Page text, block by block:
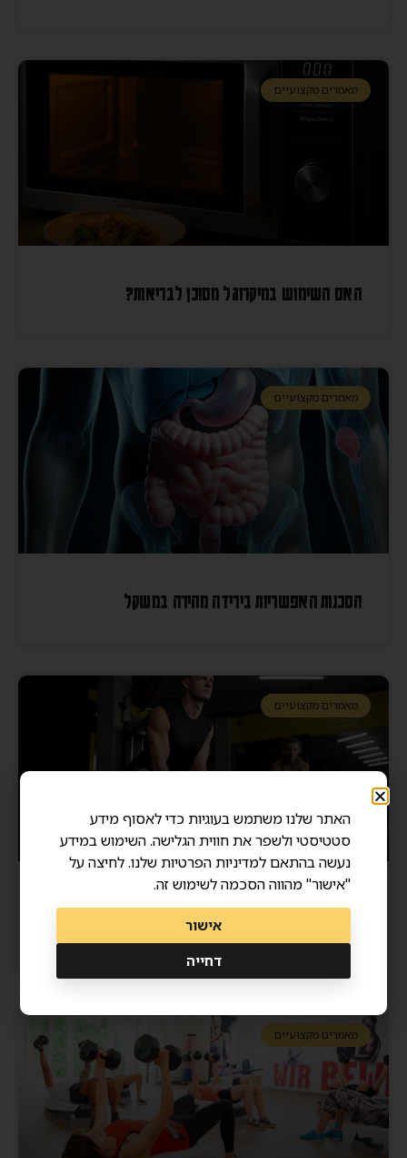
מאמרים מקצועיים
האם השימוש במיקרוגל מסוכן לבריאות?
מאמרים מקצועיים
הסכנות האפשריות בירידה מהירה במשקל
מאמרים מקצועיים
מסת שריר ואריכות ימים – איך שרירים חזקים מצילים
מאמרים מקצועיים
האתר שלנו משתמש בעוגיות כדי לאסוף מידע
סטטיסטי ולשפר את חווית הגלישה. השימוש במידע
נעשה בהתאם למדיניות הפרטיות שלנו. לחיצה על
"אישור" מהווה הסכמה לשימוש זה.
אישור
דחייה